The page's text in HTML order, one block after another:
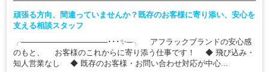
頑張る方向、間違っていませんか？既存のお客様に寄り添い、安心を
支える相談スタッフ
╭────────────────･･･✨─╮ アフラックブランドの安心感
のもと、 お客様のこれからに寄り添う仕事です！ ◆ 飛び込み・
知人営業なし ◆ 既存のお客様・お問い合わせ対応が中心...